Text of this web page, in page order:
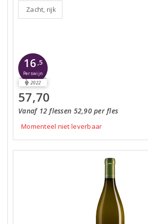
Zacht, rijk
16 ,5
Perswijn
2022
57,70
Vanaf 12 flessen 52,90 per fles
Momenteel niet leverbaar